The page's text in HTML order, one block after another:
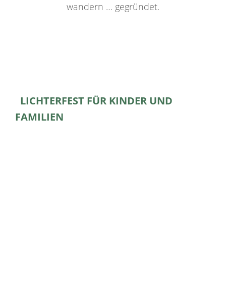
wandern … gegründet.
LICHTERFEST FÜR KINDER UND
FAMILIEN